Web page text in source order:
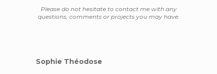
Please do not hesitate to contact me with any
questions, comments or projects you may have.
Sophie Théodose